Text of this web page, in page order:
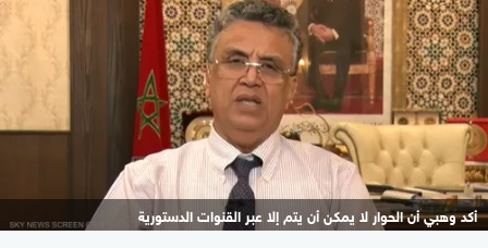
أكد وهبي أن الحوار لا يمكن أن يتم إلا عبر القنوات الدستورية